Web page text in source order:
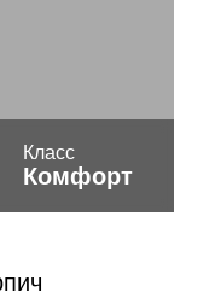
Класс
Комфорт